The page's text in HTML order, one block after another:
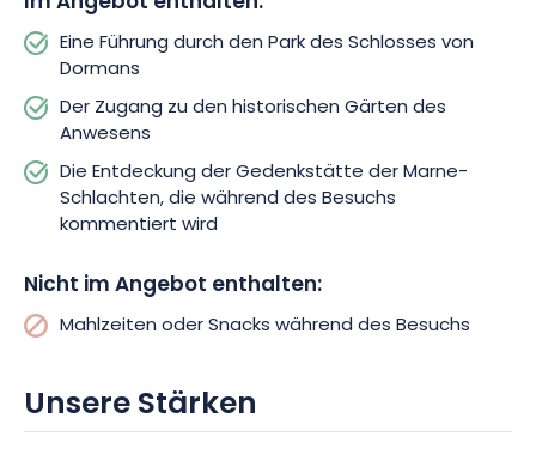
Ob Sie nun ein Geschichtsliebhaber sind, sich für die Natur
machen möchten, der Schlosspark von Dormans verspricht
Ihnen ein ebenso bereicherndes wie beruhigendes Erlebnis.
Lassen Sie sich vom Charme dieses einzigartigen Ortes tragen
und entdecken Sie seine Schätze im Laufe der Jahreszeiten.
Eine Führung durch den Park des Schlosses von
Dormans
Der Zugang zu den historischen Gärten des
Anwesens
Die Entdeckung der Gedenkstätte der Marne-
Schlachten, die während des Besuchs
kommentiert wird
Nicht im Angebot enthalten:
Mahlzeiten oder Snacks während des Besuchs
Unsere Stärken